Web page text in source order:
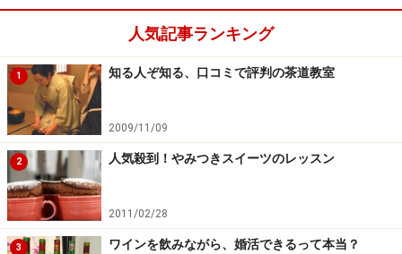
人気記事ランキング
1 知る人ぞ知る、口コミで評判の茶道教室
2009/11/09
2 人気殺到！やみつきスイーツのレッスン
2011/02/28
3 ワインを飲みながら、婚活できるって本当？